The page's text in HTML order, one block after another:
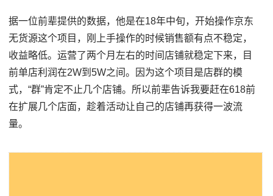
据一位前辈提供的数据，他是在18年中旬，开始操作京东
无货源这个项目，刚上手操作的时候销售额有点不稳定，
收益略低。运营了两个月左右的时间店铺就稳定下来，目
前单店利润在2W到5W之间。因为这个项目是店群的模
式，“群”肯定不止几个店铺。所以前辈告诉我要赶在618前
在扩展几个店面，趁着活动让自己的店铺再获得一波流
量。